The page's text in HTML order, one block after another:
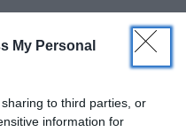
My Personal
to third parties, or
information for